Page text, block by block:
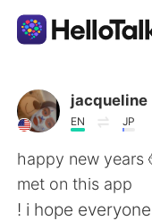
언어 교환 앱
AI Grammar
한국어
jacqueline
EN JP
happy new years
met on this app
! i hope